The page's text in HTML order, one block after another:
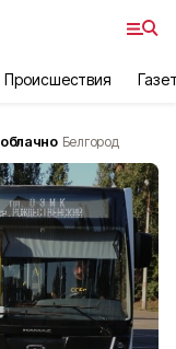
Происшествия
облачно Белгород